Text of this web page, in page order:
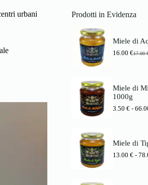
urbani
Prodotti in Evidenza
Miele di
17.00
I
e
z
g
i
16.00 €
I
e
z
u
a
Miele di
1000g
3.50 € -
Miele di
13.00 € -